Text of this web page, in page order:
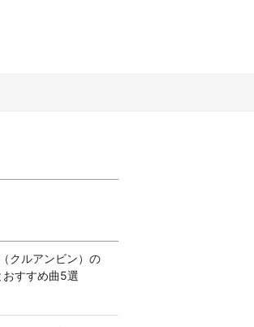
クルアンビン）の
すすめ曲5選